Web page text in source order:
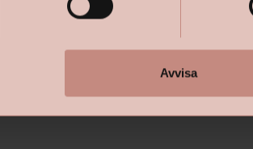
Avvisa